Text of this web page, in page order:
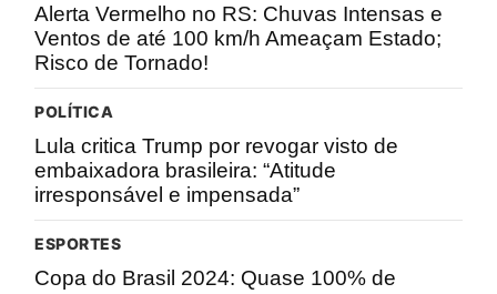
Alerta Vermelho no RS: Chuvas Intensas e
Ventos de até 100 km/h Ameaçam Estado;
Risco de Tornado!
POLÍTICA
Lula critica Trump por revogar visto de
embaixadora brasileira: “Atitude
irresponsável e impensada”
ESPORTES
Copa do Brasil 2024: Quase 100% de